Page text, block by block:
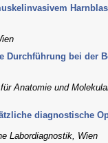
Durchführung bei der
Anatomie und
diagnostische
Labordiagnostik, Wien